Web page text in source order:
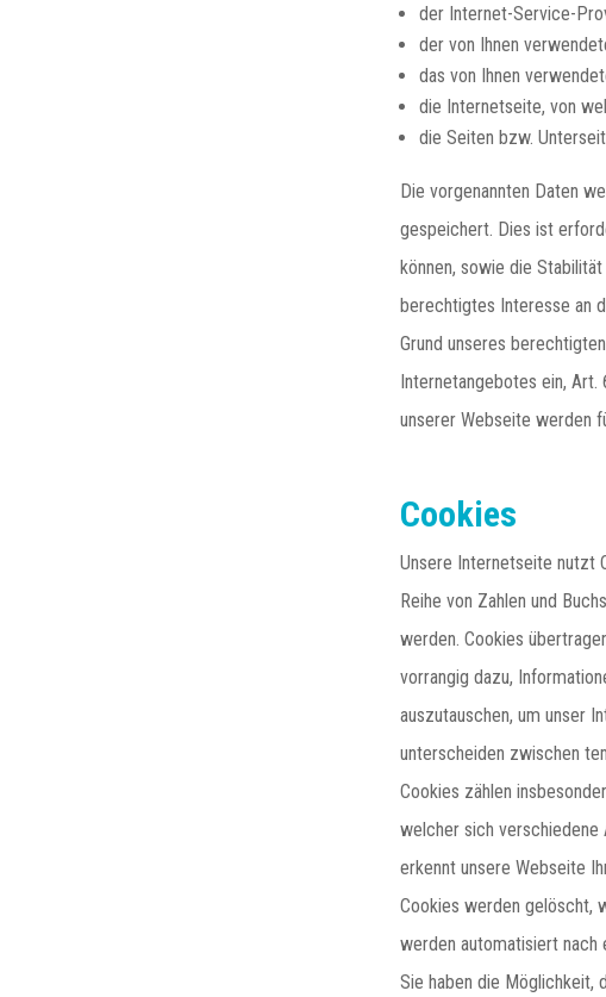
der Internet-Service-
der von Ihnen
das von Ihnen
die Internetseite, von
die Seiten bzw.
Die vorgenannten Daten
gespeichert. Dies ist
können, sowie die
berechtigtes Interesse an
Grund unseres
Internetangebotes ein, Art.
unserer Webseite werden
Cookies
Unsere Internetseite nutzt
Reihe von Zahlen und
werden. Cookies
vorrangig dazu,
auszutauschen, um unser
unterscheiden zwischen
Cookies zählen
welcher sich verschiedene
erkennt unsere Webseite
Cookies werden gelöscht,
werden automatisiert nach
Sie haben die Möglichkeit,